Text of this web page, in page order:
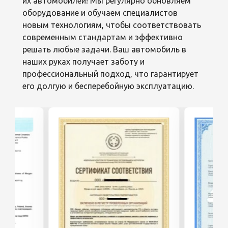
оборудование и обучаем специалистов
новым технологиям, чтобы соответствовать
современным стандартам и эффективно
решать любые задачи. Ваш автомобиль в
наших руках получает заботу и
профессиональный подход, что гарантирует
его долгую и бесперебойную эксплуатацию.